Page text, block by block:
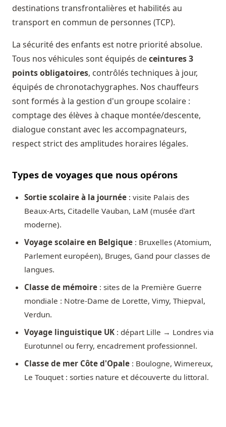
destinations transfrontalières et habilités au
transport en commun de personnes (TCP).
La sécurité des enfants est notre priorité absolue.
Tous nos véhicules sont équipés deceintures 3
points obligatoires, contrôlés techniques à jour,
équipés de chronotachygraphes. Nos chauffeurs
sont formés à la gestion d'un groupe scolaire :
comptage des élèves à chaque montée/descente,
dialogue constant avec les accompagnateurs,
respect strict des amplitudes horaires légales.
Types de voyages que nous opérons
Sortie scolaire à la journée : visite Palais des
Beaux-Arts, Citadelle Vauban, LaM (musée d'art
moderne).
Voyage scolaire en Belgique : Bruxelles (Atomium,
Parlement européen), Bruges, Gand pour classes de
langues.
Classe de mémoire : sites de la Première Guerre
mondiale : Notre-Dame de Lorette, Vimy, Thiepval,
Verdun.
Voyage linguistique UK : départ Lille → Londres via
Eurotunnel ou ferry, encadrement professionnel.
Classe de mer Côte d'Opale : Boulogne, Wimereux,
Le Touquet : sorties nature et découverte du littoral.